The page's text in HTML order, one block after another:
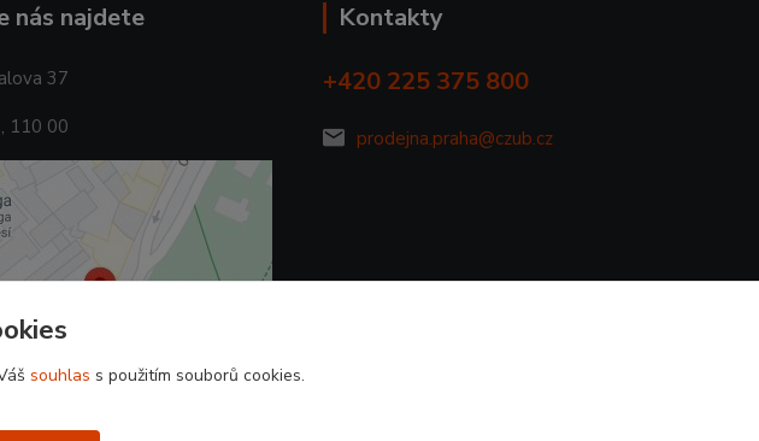
nás najdete
37
110 00
Kontakty
+420 225 375 800
prodejna.praha@czub.cz
souhlas s použitím souborů cookies.